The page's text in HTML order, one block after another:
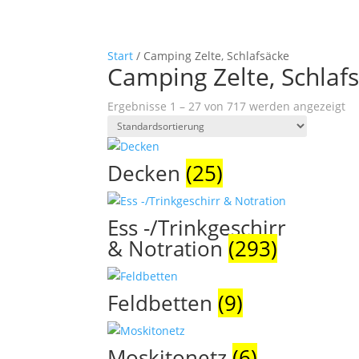
Start / Camping Zelte, Schlafsäcke
Camping Zelte,
Ergebnisse 1 – 27 von 717 werden angezeigt
Decken (25)
Ess -/Trinkgeschirr
& Notration (293)
Feldbetten (9)